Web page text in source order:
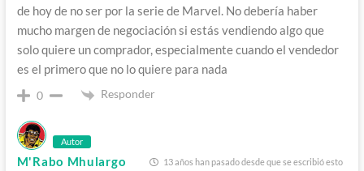
de hoy de no ser por la serie de Marvel. No debería haber
mucho margen de negociación si estás vendiendo algo que
solo quiere un comprador, especialmente cuando el vendedor
es el primero que no lo quiere para nada
0 Responder
Autor
M'Rabo Mhulargo 13 años han pasado desde que se escribió esto